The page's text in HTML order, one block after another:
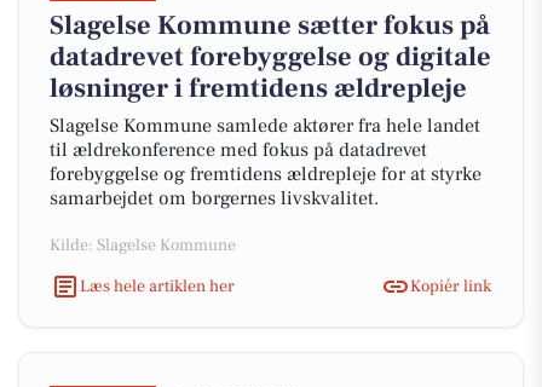
Slagelse Kommune sætter fokus på
datadrevet forebyggelse og digitale
løsninger i fremtidens ældrepleje
Slagelse Kommune samlede aktører fra hele landet
til ældrekonference med fokus på datadrevet
forebyggelse og fremtidens ældrepleje for at styrke
samarbejdet om borgernes livskvalitet.
Kilde: Slagelse Kommune
Læs hele artiklen her
Kopiér link